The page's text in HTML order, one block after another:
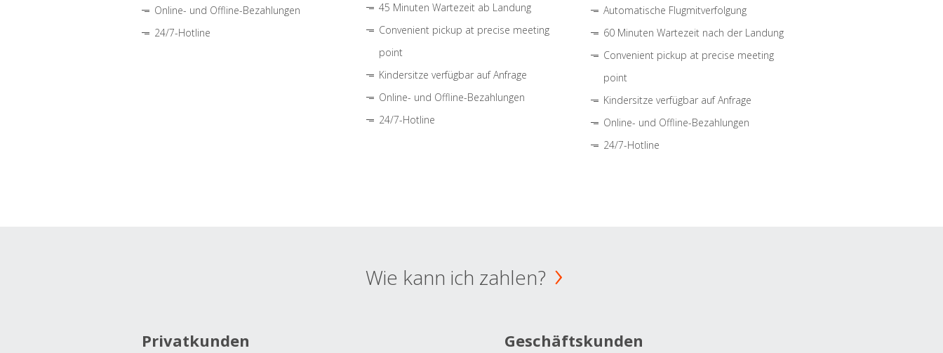
Online- und Offline-Bezahlungen
24/7-Hotline
45 Minuten Wartezeit ab Landung
Convenient pickup at precise meeting
point
Kindersitze verfügbar auf Anfrage
Online- und Offline-Bezahlungen
24/7-Hotline
Automatische Flugmitverfolgung
60 Minuten Wartezeit nach der Landung
Convenient pickup at precise meeting
point
Kindersitze verfügbar auf Anfrage
Online- und Offline-Bezahlungen
24/7-Hotline
Wie kann ich zahlen?
Privatkunden Geschäftskunden